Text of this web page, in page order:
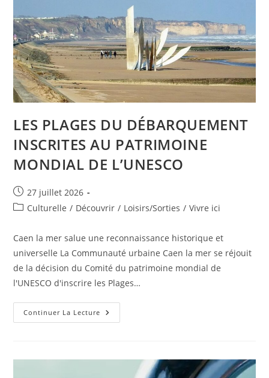
LES PLAGES DU DÉBARQUEMENT
INSCRITES AU PATRIMOINE
MONDIAL DE L’UNESCO
Publication
publiée :
27 juillet 2026
PostCulturelle / Découvrir / Loisirs/Sorties / Vivre ici
Caen la mer salue une reconnaissance historique et
universelle La Communauté urbaine Caen la mer se réjouit
de la décision du Comité du patrimoine mondial de
l'UNESCO d'inscrire les Plages…
Continuer La Lecture LES
PLAGES
PATRIMOINE
MONDIAL